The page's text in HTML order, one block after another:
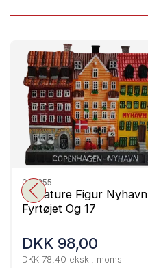
082255
Miniature Figur Nyhavn
Fyrtøjet Og 17
DKK 98,00
DKK 78,40 ekskl. moms